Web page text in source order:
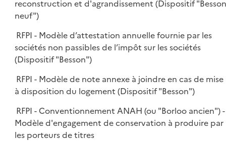
reconstruction et d'agrandissement (Dispositif "Besson
neuf")
RFPI - Modèle d’attestation annuelle fournie par les
sociétés non passibles de l’impôt sur les sociétés
(Dispositif "Besson")
RFPI - Modèle de note annexe à joindre en cas de mise
à disposition du logement (Dispositif "Besson")
RFPI - Conventionnement ANAH (ou "Borloo ancien") -
Modèle d'engagement de conservation à produire par
les porteurs de titres